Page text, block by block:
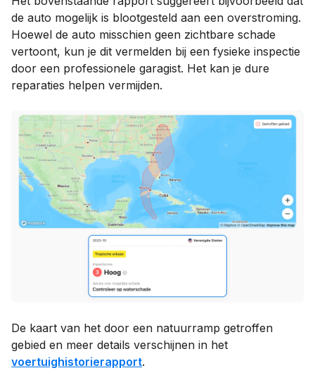
de auto mogelijk is blootgesteld aan een overstroming.
Hoewel de auto misschien geen zichtbare schade
vertoont, kun je dit vermelden bij een fysieke inspectie
door een professionele garagist. Het kan je dure
reparaties helpen vermijden.
De kaart van het door een natuurramp getroffen
gebied en meer details verschijnen in het
voertuighistorierapport.